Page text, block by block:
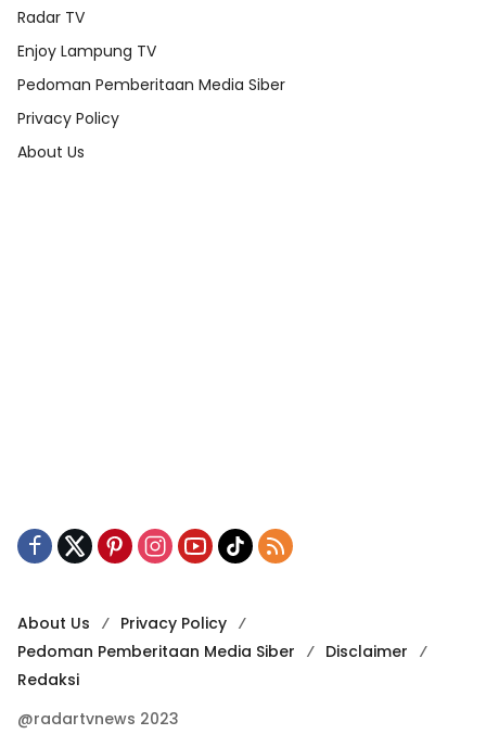
Radar TV
Enjoy Lampung TV
Pedoman Pemberitaan Media Siber
Privacy Policy
About Us
About Us
Privacy Policy
Pedoman Pemberitaan Media Siber
Disclaimer
Redaksi
@radartvnews 2023